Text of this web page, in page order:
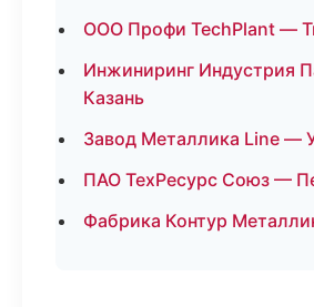
ООО Профи TechPlant —
Инжиниринг Индустрия
Казань
Завод Металлика Line —
ПАО ТехРесурс Союз —
Фабрика Контур